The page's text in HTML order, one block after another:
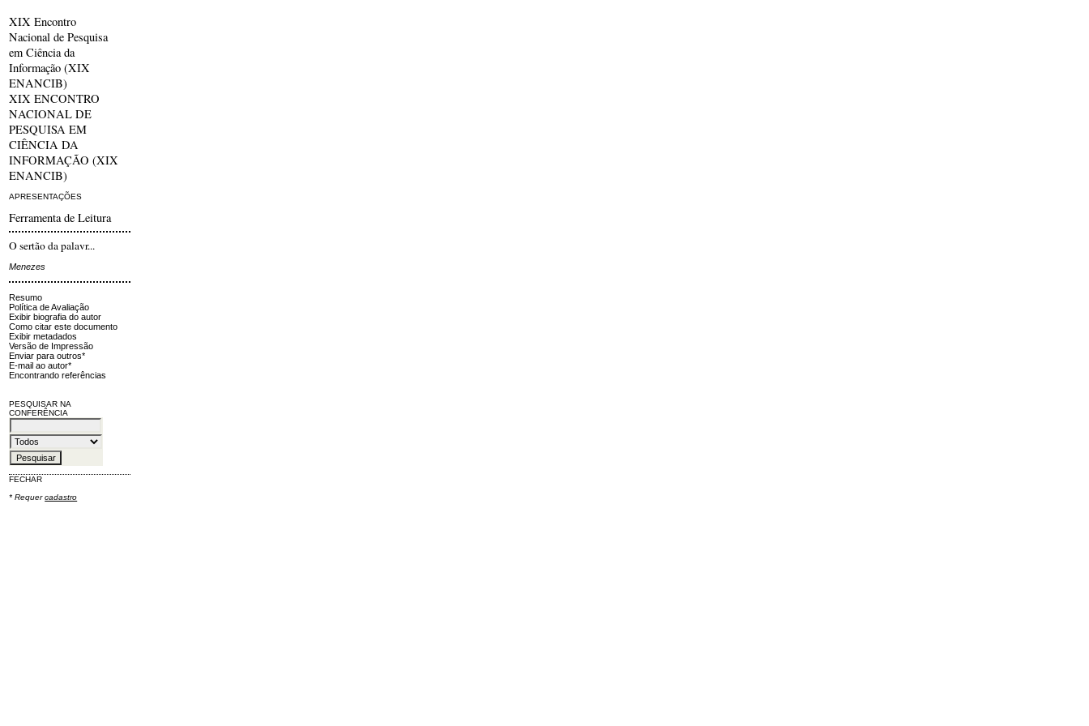
XIX Encontro
Nacional de Pesquisa
em Ciência da
Informação (XIX
ENANCIB)
XIX ENCONTRO
NACIONAL DE
PESQUISA EM
CIÊNCIA DA
INFORMAÇÃO (XIX
ENANCIB)
APRESENTAÇÕES
Ferramenta de Leitura
O sertão da palavr...
Menezes
Resumo
Política de Avaliação
Exibir biografia do autor
Como citar este documento
Exibir metadados
Versão de Impressão
Enviar para outros*
E-mail ao autor*
Encontrando referências
PESQUISAR NA
CONFERÊNCIA
FECHAR
* Requercadastro